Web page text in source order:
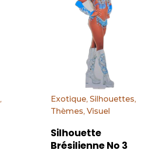
,
Exotique, Silhouettes,
Thèmes, Visuel
Silhouette
Brésilienne No 3